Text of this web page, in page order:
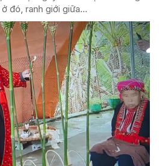
đó, ranh giới giữa...